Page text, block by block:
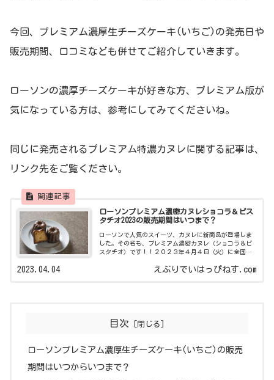
今回、プレミアム濃厚生チーズケーキ(いちご)の発売日や
販売期間、口コミなども併せてご紹介していきます。
ローソンの濃厚チーズケーキが好きな方、プレミアム版が
気になっている方は、参考にしてみてくださいね。
同じに発売されるプレミアム特濃カヌレに関する記事は、
リンク先をご覧ください。
ローソンプレミアム濃密カヌレショコラ＆ピス
タチオ2023の販売期間はいつまで？
ローソンで人気のスイーツ、カヌレに新商品が登場しま
した。その名も、プレミアム濃密カヌレ（ショコラ＆ピ
スタチオ）です！！２０２３年４月４日（火）に全国の
オがトッピングされているため、ピスタチオ
えぶりでいはっぴねす.com
2023.04.04
目次
ローソンプレミアム濃厚生チーズケーキ(いちご)の販売
期間はいつからいつまで？